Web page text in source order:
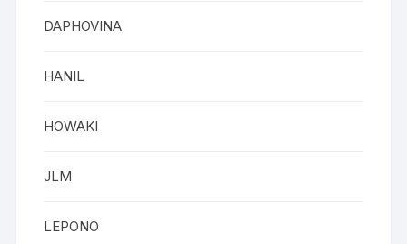
DAPHOVINA
HANIL
HOWAKI
JLM
LEPONO